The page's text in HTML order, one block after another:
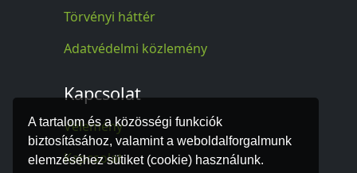
A tartalom és a közösségi funkciók
biztosításához, valamint a weboldalforgalmunk
elemzéséhez sütiket (cookie) használunk.
Törvényi háttér
Adatvédelmi közlemény
Kapcsolat
Vélemény
Kapcsolat